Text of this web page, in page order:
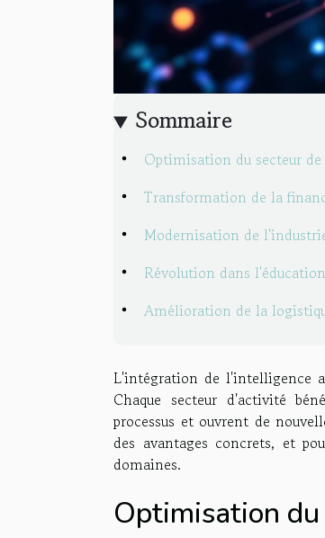
Sommaire
Optimisation du secteur
Transformation de la
Modernisation de
Révolution dans l'éducation
Amélioration de la
L'intégration de l'intelligence
Chaque secteur d'activité
processus et ouvrent de
des avantages concrets, et
domaines.
Optimisation